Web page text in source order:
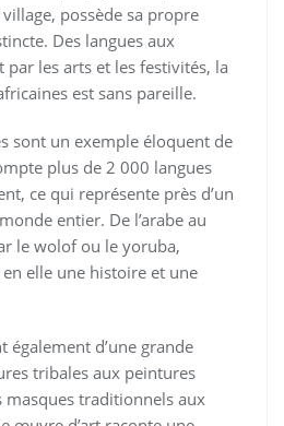
possède sa propre
Des langues aux
par les arts et les festivités, la
est sans pareille.
sont un exemple éloquent de
plus de 2 000 langues
ce qui représente près d’un
entier. De l’arabe au
le wolof ou le yoruba,
elle une histoire et une
également d’une grande
tribales aux peintures
masques traditionnels aux